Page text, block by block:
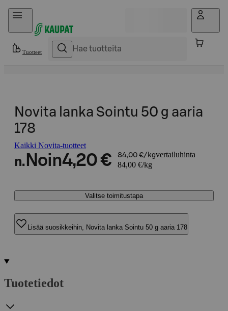
Hyppää sisältöön
Tuotteet
Novita lanka Sointu 50 g aaria
178
Kaikki Novita-tuotteet
n. Noin4,20 € 84,00 €/kgvertailuhinta
84,00 €/kg
Valitse toimitustapa
Lisää suosikkeihin, Novita lanka Sointu 50 g aaria 178
Tuotetiedot